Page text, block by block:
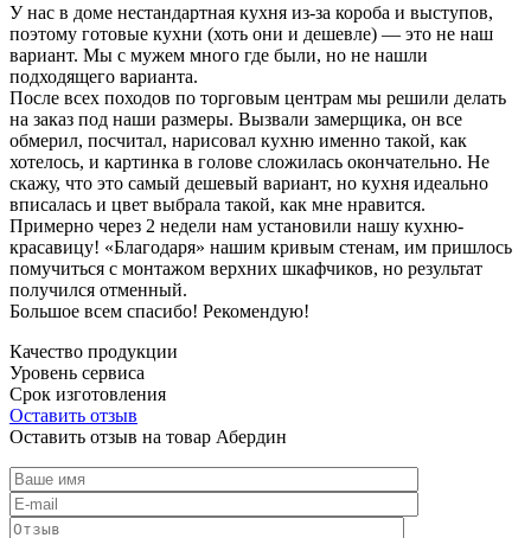
У нас в доме нестандартная кухня из-за короба и выступов,
поэтому готовые кухни (хоть они и дешевле) — это не наш
вариант. Мы с мужем много где были, но не нашли
подходящего варианта.
После всех походов по торговым центрам мы решили делать
на заказ под наши размеры. Вызвали замерщика, он все
обмерил, посчитал, нарисовал кухню именно такой, как
хотелось, и картинка в голове сложилась окончательно. Не
скажу, что это самый дешевый вариант, но кухня идеально
вписалась и цвет выбрала такой, как мне нравится.
Примерно через 2 недели нам установили нашу кухню-
красавицу! «Благодаря» нашим кривым стенам, им пришлось
помучиться с монтажом верхних шкафчиков, но результат
получился отменный.
Большое всем спасибо! Рекомендую!
Качество продукции
Уровень сервиса
Срок изготовления
Оставить отзыв
Оставить отзыв на товар Абердин